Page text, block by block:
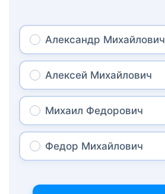
Александр Михайлович
Алексей Михайлович
Михаил Федорович
Федор Михайлович